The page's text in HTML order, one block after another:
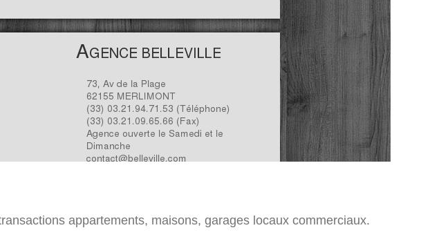
appartements, maisons, garages locaux commerciaux.